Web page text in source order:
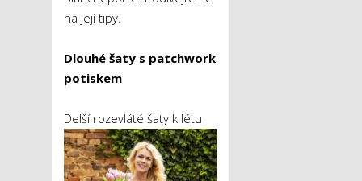
na její tipy.
Dlouhé šaty s patchwork
potiskem
Delší rozevláté šaty k létu